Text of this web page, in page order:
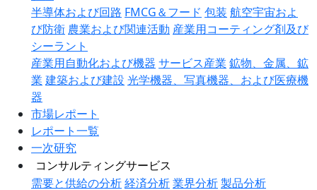
半導体および回路 FMCG＆フード 包装 航空宇宙およ
び防衛 農業および関連活動 産業用コーティング剤及び
シーラント
産業用自動化および機器 サービス産業 鉱物、金属、鉱
業 建築および建設 光学機器、写真機器、および医療機
器
市場レポート
レポート一覧
一次研究
コンサルティングサービス
需要と供給の分析経済分析業界分析製品分析